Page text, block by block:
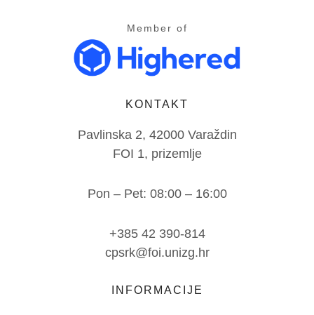
Member of
KONTAKT
Pavlinska 2, 42000 Varaždin
FOI 1, prizemlje
Pon – Pet: 08:00 – 16:00
+385 42 390-814
cpsrk@foi.unizg.hr
INFORMACIJE